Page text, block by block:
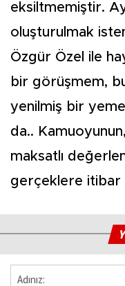
eksiltmemiştir.
oluşturulmak
Özgür Özel ile
bir görüşmem,
yenilmiş bir
da..
maksatlı
gerçeklere itibar